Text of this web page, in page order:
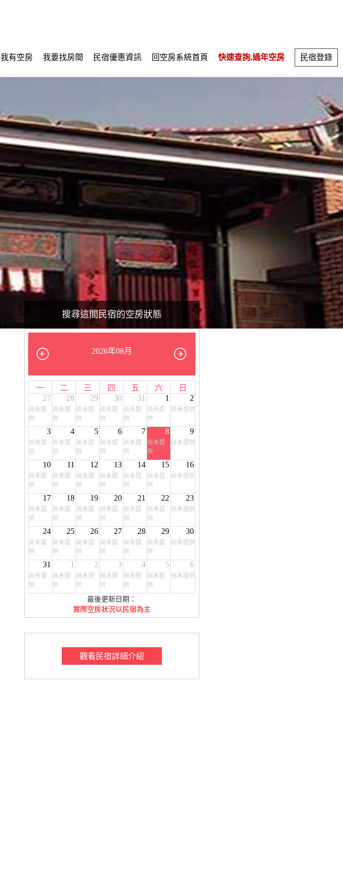
我有空房 我要找房間 民宿優惠資訊 回空房系統首頁 快速查詢,過年空房 民宿登錄
搜尋這間民宿的空房狀態
2026年08月
一 二 三 四 五 六
日
27
尚未提
供
28
尚未提
供
29
尚未提
供
30
尚未提
供
31
尚未提
供
1
尚未提
供
2
尚未提供
3
尚未提
供
4
尚未提
供
5
尚未提
供
6
尚未提
供
7
尚未提
供
8
尚未提
供
9
尚未提供
10
尚未提
供
11
尚未提
供
12
尚未提
供
13
尚未提
供
14
尚未提
供
15
尚未提
供
16
尚未提供
17
尚未提
供
18
尚未提
供
19
尚未提
供
20
尚未提
供
21
尚未提
供
22
尚未提
供
23
尚未提供
24
尚未提
供
25
尚未提
供
26
尚未提
供
27
尚未提
供
28
尚未提
供
29
尚未提
供
30
尚未提供
31
尚未提
供
1
尚未提
供
2
尚未提
供
3
尚未提
供
4
尚未提
供
5
尚未提
供
6
尚未提供
最後更新日期：
實際空房狀況以民宿為主
觀看民宿詳細介紹